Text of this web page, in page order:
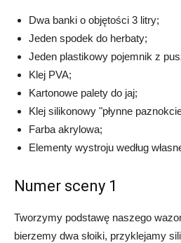
Dwa banki o objętości 3 litry;
Jeden spodek do herbaty;
Jeden plastikowy pojemnik z
Klej PVA;
Kartonowe palety do jaj;
Klej silikonowy "płynne
Farba akrylowa;
Elementy wystroju według
Numer sceny 1
Tworzymy podstawę naszego
bierzemy dwa słoiki, przyklejamy